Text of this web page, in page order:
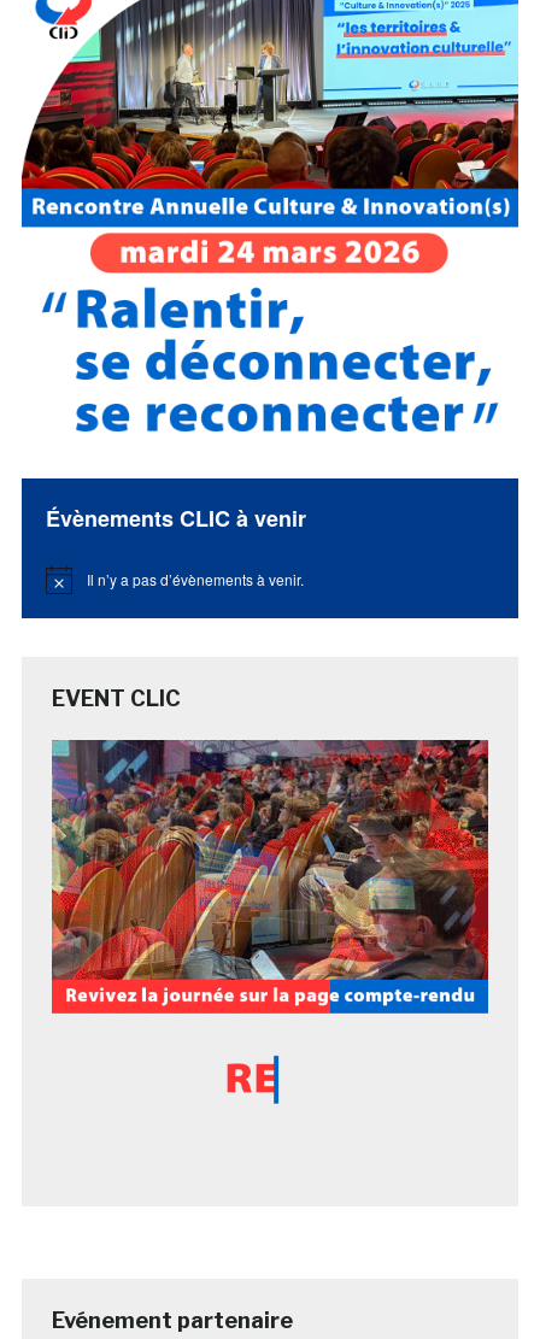
Évènements CLIC à venir
Notice Il n’y a pas d’évènements à venir.
EVENT CLIC
Evénement partenaire